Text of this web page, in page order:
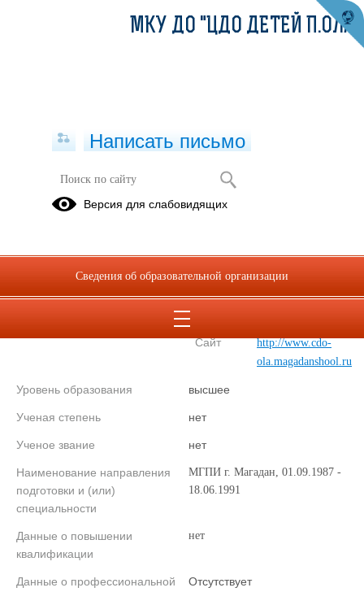
Директор
Еремина Елена
Телефон
+7(413) 412-37-
Сайт
http://www.cdo-
ola.magadanshool.ru
Уровень образования высшее
Ученая степень нет
Ученое звание нет
Наименование направления
подготовки и (или)
специальности
МГПИ г. Магадан, 01.09.1987 -
18.06.1991
Данные о повышении
квалификации
нет
Данные о профессиональной
Отсутствует
МКУ ДО "ЦДО ДЕТЕЙ П.ОЛА"
Написать письмо
Версия для слабовидящих
Сведения об образовательной организации